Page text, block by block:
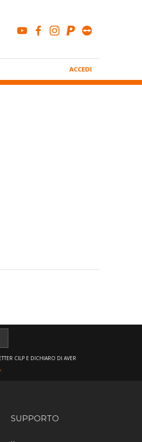
youtubefacebook
instagram
paypal
Account
ACCEDI
CILP E DICHIARO DI AVER
SUPPORTO